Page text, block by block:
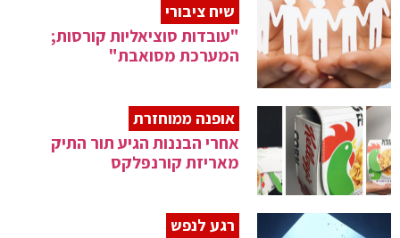
שיח ציבורי
"עובדות סוציאליות קורסות;
המערכת מסואבת"
אופנה ממוחזרת
אחרי הבננות הגיע תור התיק
מאריזת קורנפלקס
רגע לנפש